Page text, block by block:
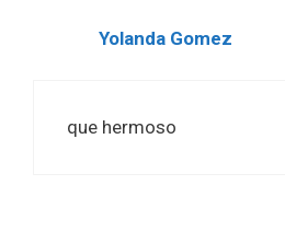
Yolanda Gomez
que hermoso